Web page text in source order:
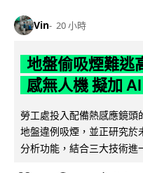
Vin 20 小時
地盤偷吸煙難逃
感無人機 擬加
勞工處投入配備熱感應鏡頭
地盤違例吸煙，並正研究於
分析功能，結合三大技術進